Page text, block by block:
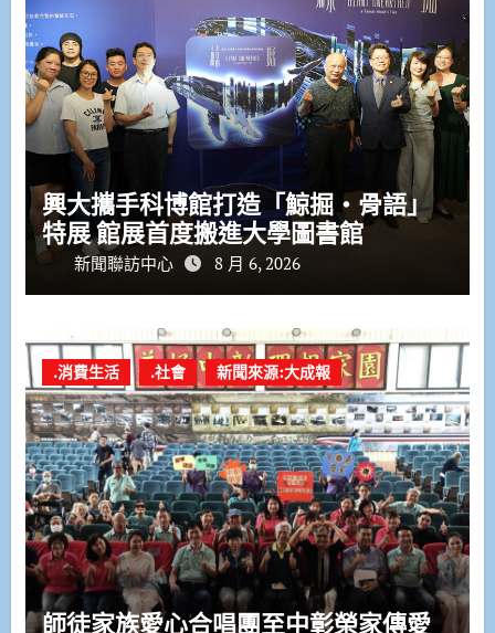
興大攜手科博館打造「鯨掘・骨語」
特展 館展首度搬進大學圖書館
新聞聯訪中心 8 月 6, 2026
.消費生活 .社會 新聞來源:大成報
師徒家族愛心合唱團至中彰榮家傳愛